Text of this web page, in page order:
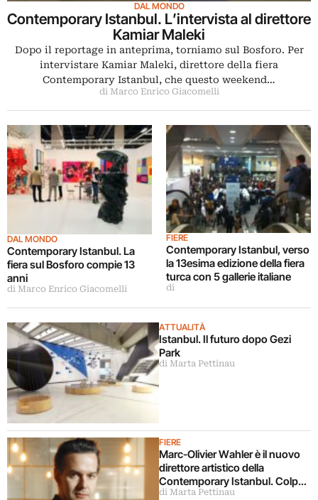
DAL MONDO
Contemporary Istanbul. L’intervista al direttore
Kamiar Maleki
Dopo il reportage in anteprima, torniamo sul Bosforo. Per
intervistare Kamiar Maleki, direttore della fiera
Contemporary Istanbul, che questo weekend…
di Marco Enrico Giacomelli
DAL MONDO
Contemporary Istanbul. La
fiera sul Bosforo compie 13
anni
di Marco Enrico Giacomelli
FIERE
Contemporary Istanbul, verso
la 13esima edizione della fiera
turca con 5 gallerie italiane
di
ATTUALITÀ
Istanbul. Il futuro dopo Gezi
Park
di Marta Pettinau
FIERE
Marc-Olivier Wahler è il nuovo
direttore artistico della
Contemporary Istanbul. Colpo
grosso della fiera turca che si
di Marta Pettinau